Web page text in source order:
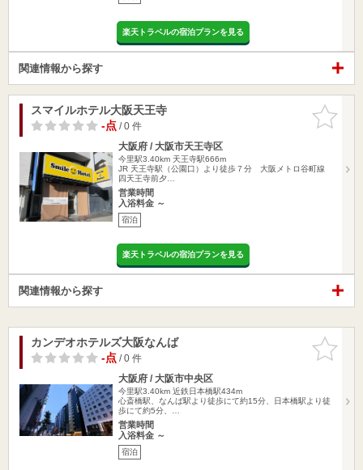
楽天トラベルの宿泊プランを見る
関連情報から探す
お気に入
りに追加
スマイルホテル大阪天王寺
-点/ 0 件
大阪府 / 大阪市天王寺区
今里駅3.40km 天王寺駅666m
JR 天王寺駅（公園口）より徒歩７分 大阪メトロ谷町線
四天王寺前夕…
営業時間
入浴料金 ～
宿泊
楽天トラベルの宿泊プランを見る
関連情報から探す
お気に入
りに追加
カンデオホテルズ大阪なんば
-点/ 0 件
大阪府 / 大阪市中央区
今里駅3.40km 近鉄日本橋駅434m
心斎橋駅、なんば駅より徒歩にて約15分、日本橋駅より徒
歩にて約5分、…
営業時間
入浴料金 ～
宿泊